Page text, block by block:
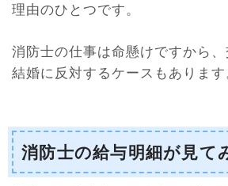
理由のひとつです。
消防士の仕事は命懸けですから
結婚に反対するケースもあります
消防士の給与明細が見て